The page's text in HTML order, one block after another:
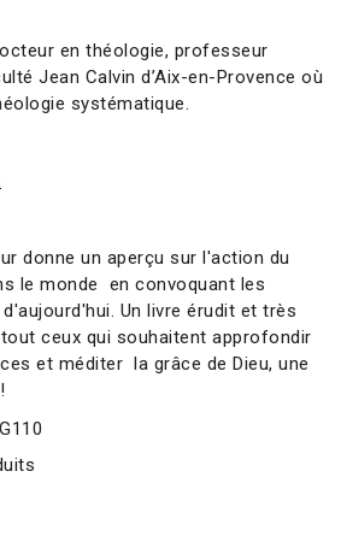
en théologie, professeur
Jean Calvin d’Aix-en-Provence où
systématique.
donne un aperçu sur l'action du
le monde en convoquant les
Un livre érudit et très
ceux qui souhaitent approfondir
et méditer la grâce de Dieu, une